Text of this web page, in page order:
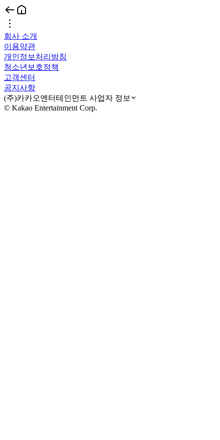
회사 소개
이용약관
개인정보처리방침
청소년보호정책
고객센터
공지사항
(주)카카오엔터테인먼트 사업자 정보
© Kakao Entertainment Corp.